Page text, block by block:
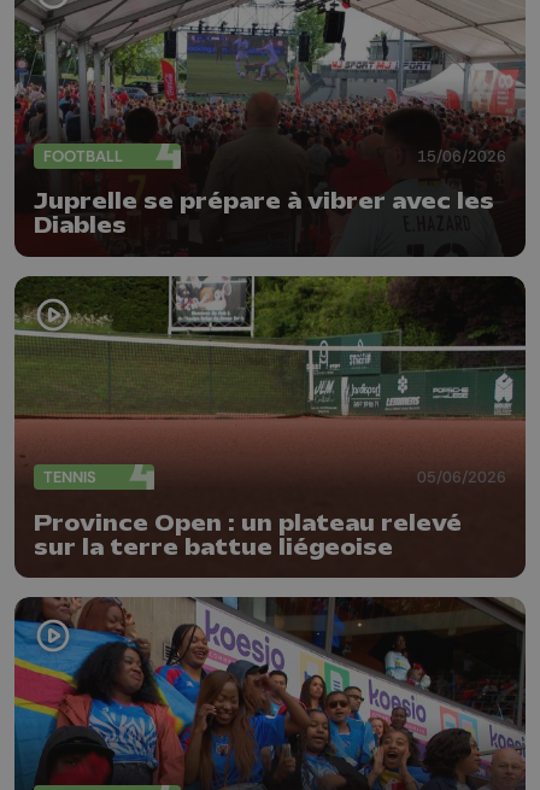
FOOTBALL 15/06/2026
Juprelle se prépare à vibrer avec les
Diables
TENNIS 05/06/2026
Province Open : un plateau relevé
sur la terre battue liégeoise